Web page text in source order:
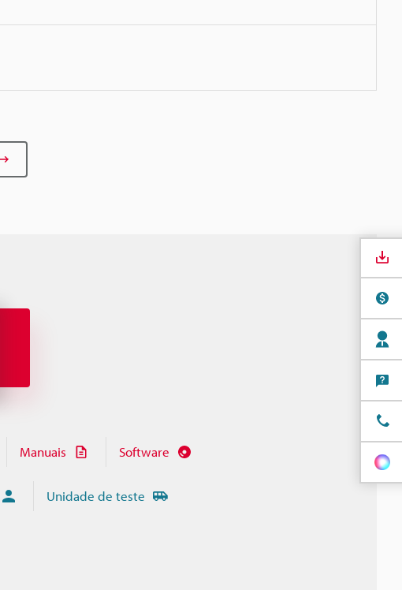
Manuais Software
Unidade de teste